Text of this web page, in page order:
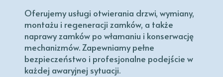
Oferujemy usługi otwierania drzwi, wymiany,
montażu i regeneracji zamków, a także
naprawy zamków po włamaniu i konserwację
mechanizmów. Zapewniamy pełne
bezpieczeństwo i profesjonalne podejście w
każdej awaryjnej sytuacji.